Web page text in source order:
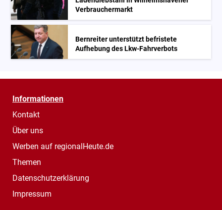
Verbrauchermarkt
Bernreiter unterstützt befristete
Aufhebung des Lkw-Fahrverbots
Informationen
Kontakt
Über uns
Werben auf regionalHeute.de
Themen
Datenschutzerklärung
Impressum